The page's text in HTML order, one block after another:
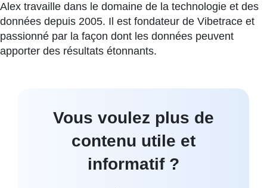
Alex travaille dans le domaine de la technologie et des
données depuis 2005. Il est fondateur de Vibetrace et
passionné par la façon dont les données peuvent
apporter des résultats étonnants.
Vous voulez plus de
contenu utile et
informatif ?